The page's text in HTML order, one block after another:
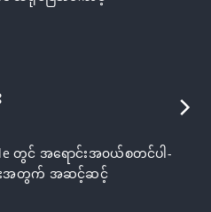
တွင် အရောင်းအ၀ယ်စတင်ပါ-
းအတွက် အဆင့်ဆင့်